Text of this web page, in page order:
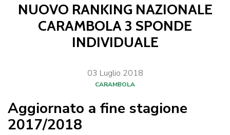
NUOVO RANKING NAZIONALE
CARAMBOLA 3 SPONDE
INDIVIDUALE
03 Luglio 2018
CARAMBOLA
Aggiornato a fine stagione
2017/2018